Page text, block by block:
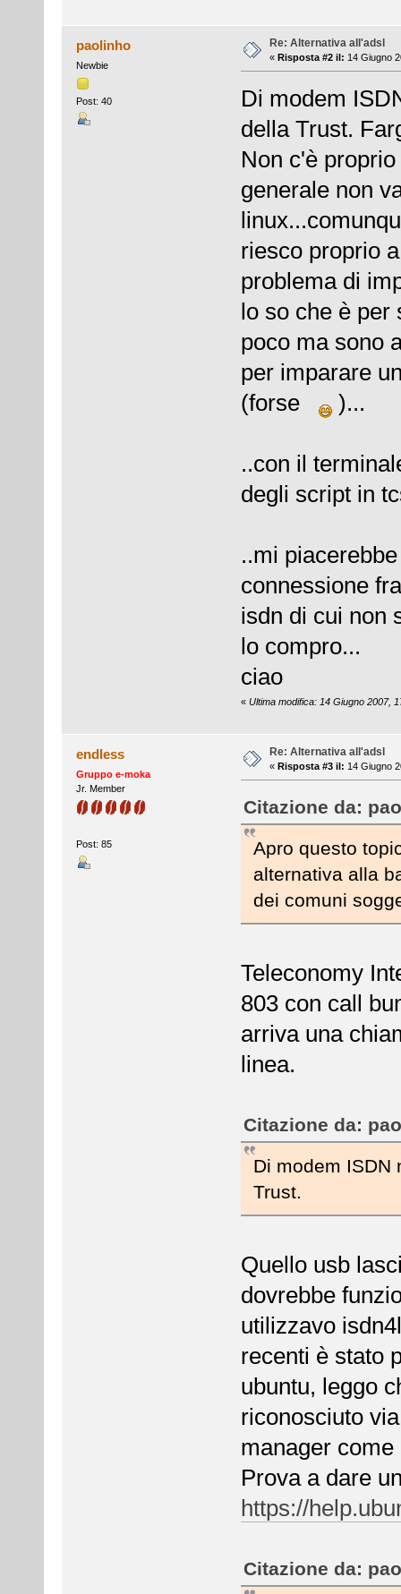
paolinho
Newbie
Post: 40
Re: Alternativa all'adsl
« Risposta #2 il: 14 Giugno
Di modem
della Trust.
Non c'è
generale non
riesco proprio
problema di
lo so che è per
poco ma sono
per imparare
(forse
)...
..con il
degli script in
..mi
connessione
isdn di cui non
lo compro...
ciao
« Ultima modifica: 14 Giugno 2007,
endless
Gruppo e-moka
Jr. Member
Post: 85
Re: Alternativa all'adsl
« Risposta #3 il: 14 Giugno
Citazione da:
Apro questo
alternativa alla
dei comuni
Teleconomy
803 con call
arriva una
linea.
Citazione da:
Di modem ISDN
Trust.
Quello usb
dovrebbe
utilizzavo
recenti è stato
ubuntu, leggo
riconosciuto
manager
Prova a dare
https://
Citazione da: